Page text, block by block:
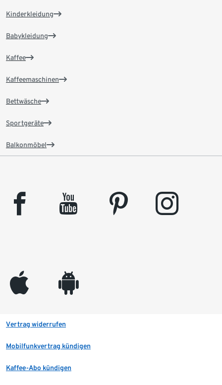
Kinderkleidung
Babykleidung
Kaffee
Kaffeemaschinen
Bettwäsche
Sportgeräte
Balkonmöbel
facebook youtube pinterest instagram
appleinc android
Vertrag widerrufen
Mobilfunkvertrag kündigen
Kaffee-Abo kündigen